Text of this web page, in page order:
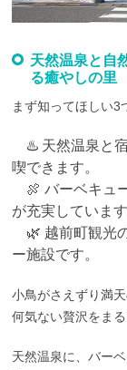
天然温泉と自
る癒やしの里
まず知ってほしい3
♨️ 天然温泉と宿
喫できます。
🍖 バーベキュ
が充実しています
🌿 越前町観光
ー施設です。
小鳥がさえずり満天
何気ない贅沢をま
天然温泉に、バー